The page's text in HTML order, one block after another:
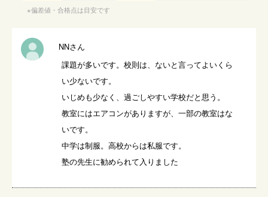
※偏差値・合格点は目安です
NNさん
課題が多いです。校則は、ないと言ってよいくら
い少ないです。
いじめも少なく、過ごしやすい学校だと思う。
教室にはエアコンがありますが、一部の教室はな
いです。
中学は制服。高校からは私服です。
塾の先生に勧められて入りました